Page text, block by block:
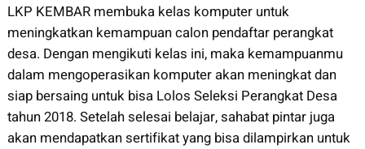
LKP KEMBAR membuka kelas komputer untuk
meningkatkan kemampuan calon pendaftar perangkat
desa. Dengan mengikuti kelas ini, maka kemampuanmu
dalam mengoperasikan komputer akan meningkat dan
siap bersaing untuk bisa Lolos Seleksi Perangkat Desa
tahun 2018. Setelah selesai belajar, sahabat pintar juga
akan mendapatkan sertifikat yang bisa dilampirkan untuk